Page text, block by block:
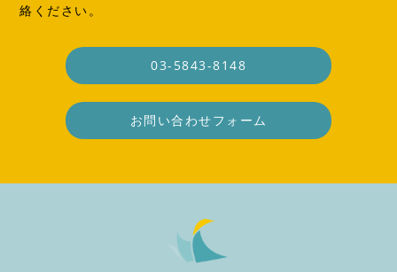
絡ください。
03-5843-8148
お問い合わせフォーム